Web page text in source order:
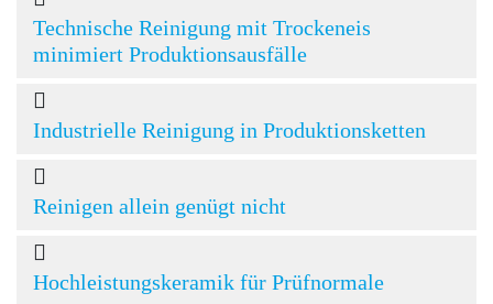
Technische Reinigung mit Trockeneis
minimiert Produktionsausfälle
Industrielle Reinigung in Produktionsketten
Reinigen allein genügt nicht
Hochleistungskeramik für Prüfnormale